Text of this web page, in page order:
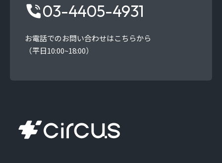
03-4405-4931
お電話でのお問い合わせはこちらから
（平日10:00~18:00）